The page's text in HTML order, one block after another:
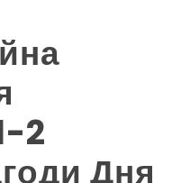
2
Дня